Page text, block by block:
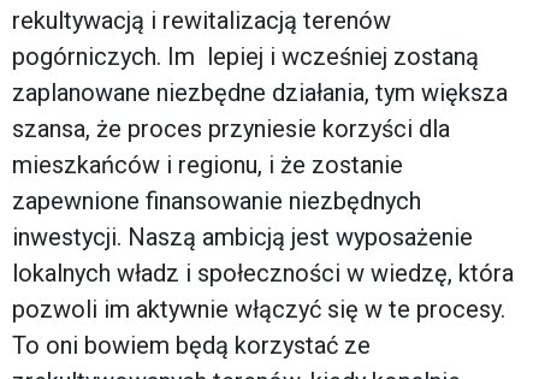
rekultywacją i rewitalizacją terenów
pogórniczych. Im lepiej i wcześniej zostaną
zaplanowane niezbędne działania, tym większa
szansa, że proces przyniesie korzyści dla
mieszkańców i regionu, i że zostanie
zapewnione finansowanie niezbędnych
inwestycji. Naszą ambicją jest wyposażenie
lokalnych władz i społeczności w wiedzę, która
pozwoli im aktywnie włączyć się w te procesy.
To oni bowiem będą korzystać ze